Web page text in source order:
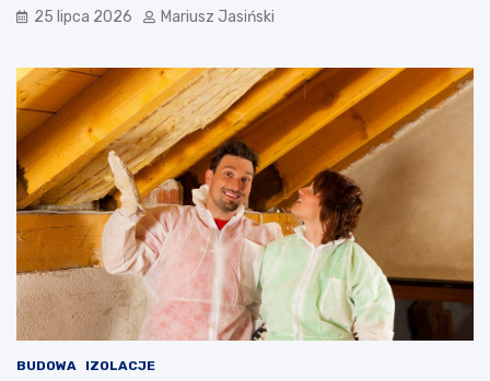
25 lipca 2026 Mariusz Jasiński
BUDOWA IZOLACJE